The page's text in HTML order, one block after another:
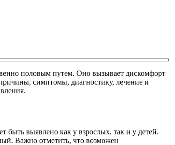
половым путем. Оно вызывает дискомфорт
симптомы, диагностику, лечение и
быть выявлено как у взрослых, так и у детей.
Важно отметить, что возможен